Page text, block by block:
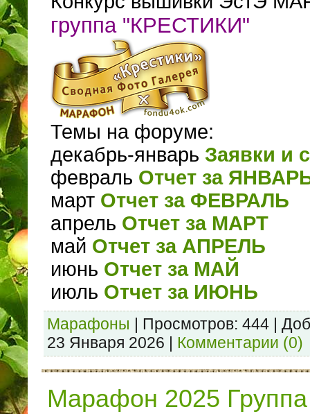
группа "КРЕСТИКИ"
Темы на форуме:
декабрь-январь Заявки и
февраль Отчет за
март Отчет за ФЕВРАЛЬ
апрель Отчет за МАРТ
май Отчет за АПРЕЛЬ
июнь Отчет за МАЙ
июль Отчет за ИЮНЬ
Марафоны | Просмотров: 444 |
23 Января 2026 | Комментарии (0)
Марафон 2025